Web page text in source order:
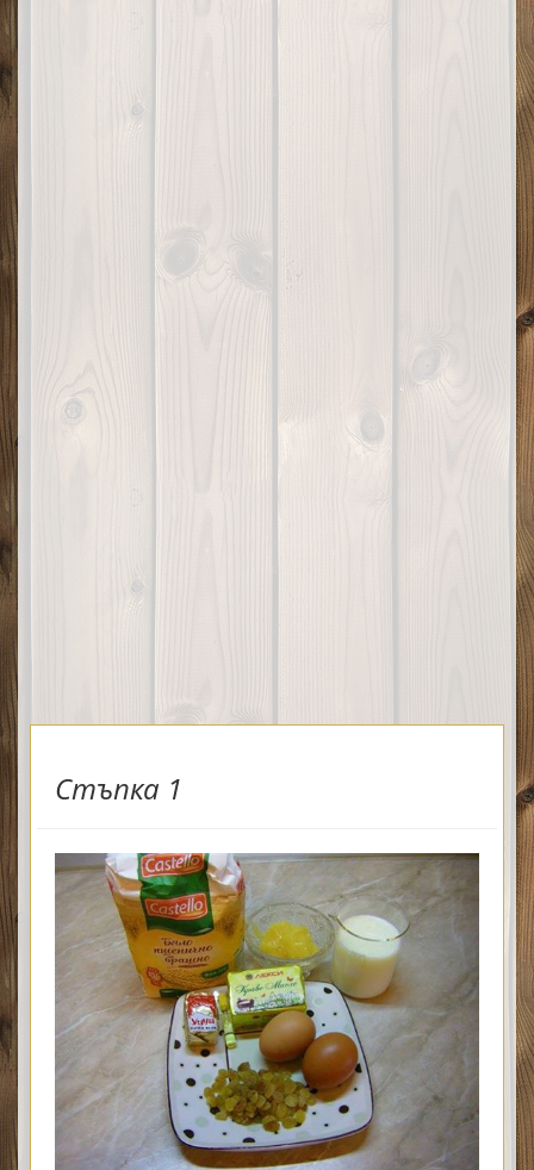
Стъпка 1